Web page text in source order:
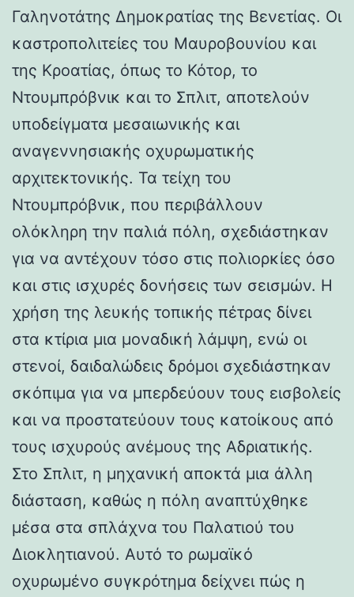
Γαληνοτάτης Δημοκρατίας της Βενετίας. Οι
καστροπολιτείες του Μαυροβουνίου και
της Κροατίας, όπως το Κότορ, το
Ντουμπρόβνικ και το Σπλιτ, αποτελούν
υποδείγματα μεσαιωνικής και
αναγεννησιακής οχυρωματικής
αρχιτεκτονικής. Τα τείχη του
Ντουμπρόβνικ, που περιβάλλουν
ολόκληρη την παλιά πόλη, σχεδιάστηκαν
για να αντέχουν τόσο στις πολιορκίες όσο
και στις ισχυρές δονήσεις των σεισμών. Η
χρήση της λευκής τοπικής πέτρας δίνει
στα κτίρια μια μοναδική λάμψη, ενώ οι
στενοί, δαιδαλώδεις δρόμοι σχεδιάστηκαν
σκόπιμα για να μπερδεύουν τους εισβολείς
και να προστατεύουν τους κατοίκους από
τους ισχυρούς ανέμους της Αδριατικής.
Στο Σπλιτ, η μηχανική αποκτά μια άλλη
διάσταση, καθώς η πόλη αναπτύχθηκε
μέσα στα σπλάχνα του Παλατιού του
Διοκλητιανού. Αυτό το ρωμαϊκό
οχυρωμένο συγκρότημα δείχνει πώς η